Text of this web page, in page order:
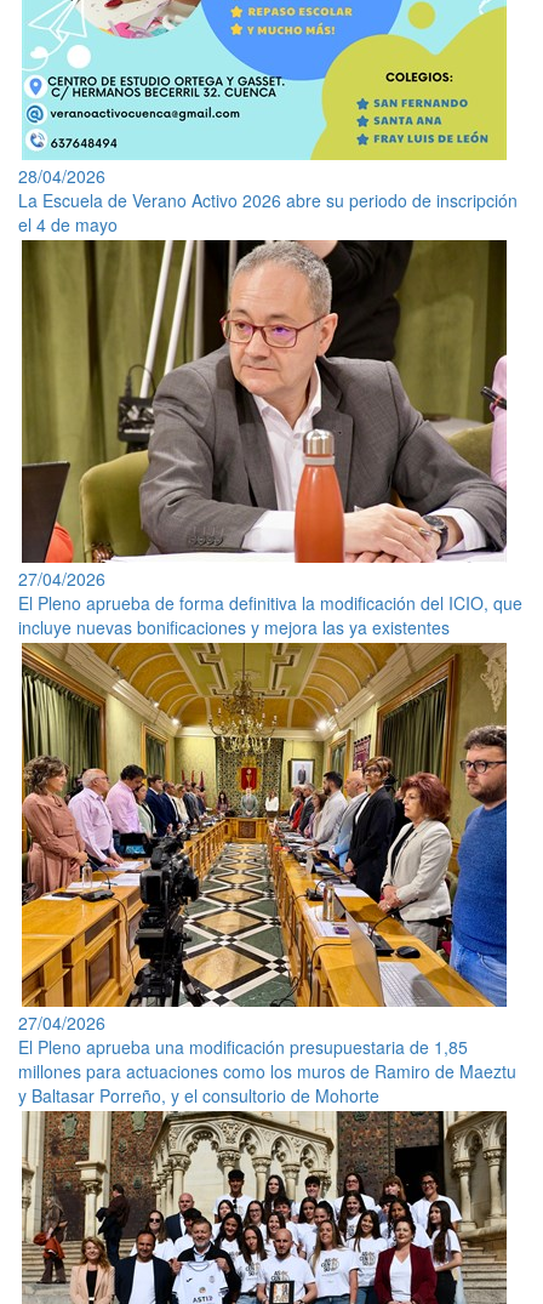
28/04/2026
La Escuela de Verano Activo 2026 abre su periodo de inscripción
el 4 de mayo
27/04/2026
El Pleno aprueba de forma definitiva la modificación del ICIO, que
incluye nuevas bonificaciones y mejora las ya existentes
27/04/2026
El Pleno aprueba una modificación presupuestaria de 1,85
millones para actuaciones como los muros de Ramiro de Maeztu
y Baltasar Porreño, y el consultorio de Mohorte